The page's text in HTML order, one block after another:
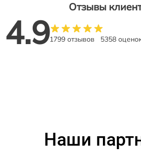
Отзывы
4.91799 отзывов 5358
Наши